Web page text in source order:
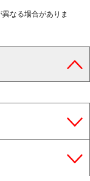
なる場合がありま